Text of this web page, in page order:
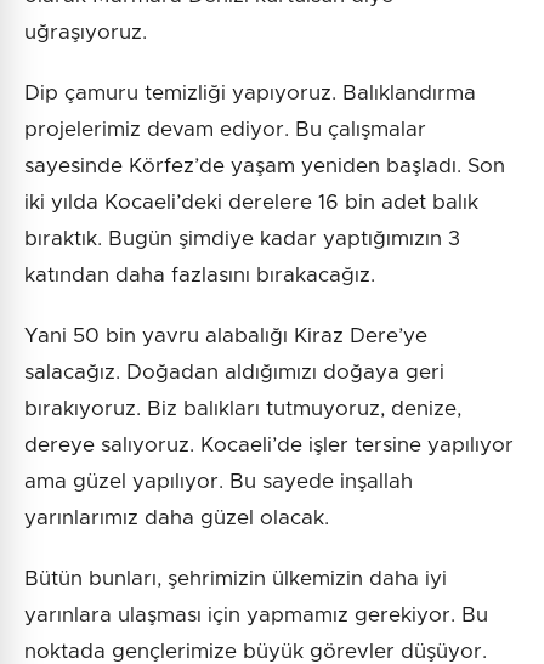
uğraşıyoruz.
Dip çamuru temizliği yapıyoruz. Balıklandırma
projelerimiz devam ediyor. Bu çalışmalar
sayesinde Körfez’de yaşam yeniden başladı. Son
iki yılda Kocaeli’deki derelere 16 bin adet balık
bıraktık. Bugün şimdiye kadar yaptığımızın 3
katından daha fazlasını bırakacağız.
Yani 50 bin yavru alabalığı Kiraz Dere’ye
salacağız. Doğadan aldığımızı doğaya geri
bırakıyoruz. Biz balıkları tutmuyoruz, denize,
dereye salıyoruz. Kocaeli’de işler tersine yapılıyor
ama güzel yapılıyor. Bu sayede inşallah
yarınlarımız daha güzel olacak.
Bütün bunları, şehrimizin ülkemizin daha iyi
yarınlara ulaşması için yapmamız gerekiyor. Bu
noktada gençlerimize büyük görevler düşüyor.